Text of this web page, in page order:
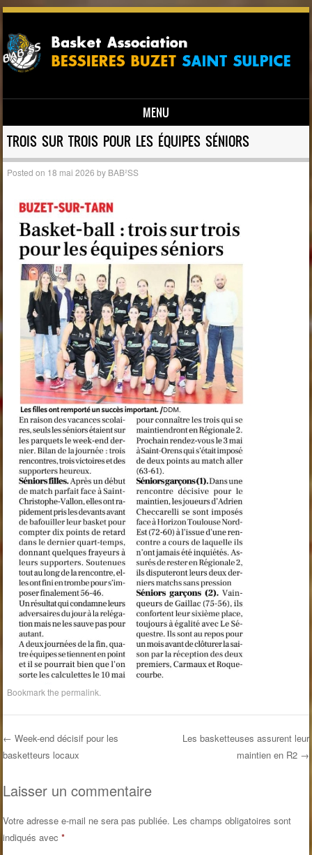
MENU
Skip to content
TROIS SUR TROIS POUR LES ÉQUIPES SÉNIORS
Posted on 18 mai 2026 by BAB²SS
Bookmark thepermalink
Post navigation
← Week-end décisif pour les
basketteurs locaux
Les basketteuses assurent leur
maintien en R2 →
Laisser un commentaire
Votre adresse e-mail ne sera pas publiée. Les champs obligatoires sont
indiqués avec*